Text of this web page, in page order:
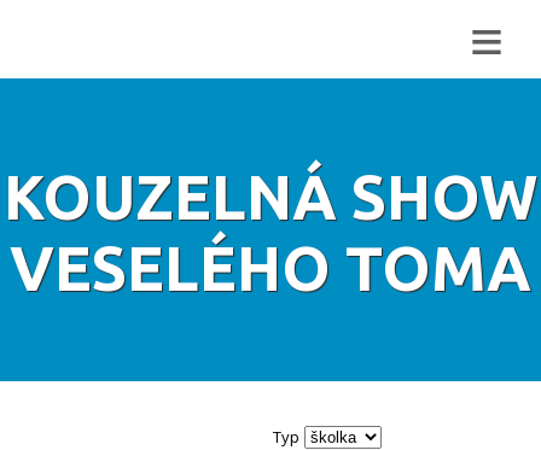
≡
KOUZELNÁ SHOW
VESELÉHO TOMA
Typ